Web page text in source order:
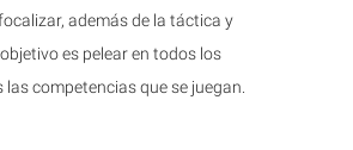
además de la táctica y
es pelear en todos los
competencias que se juegan.